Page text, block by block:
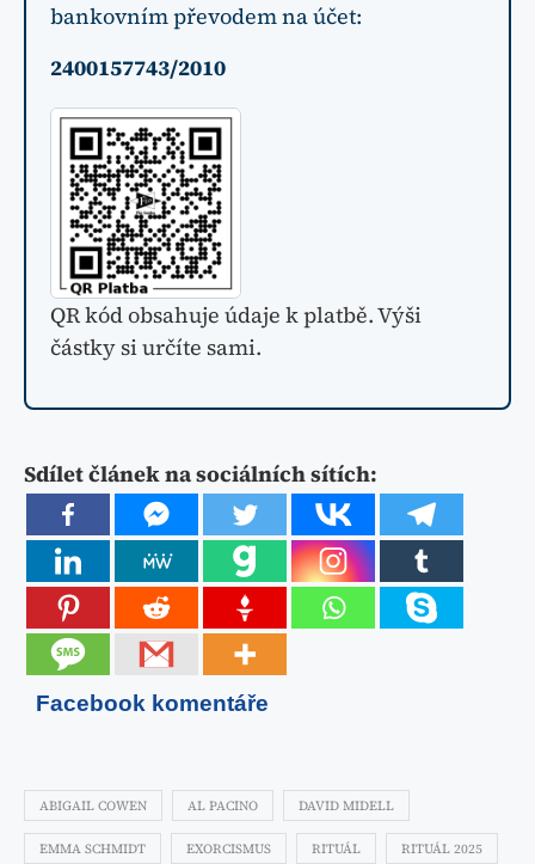
bankovním převodem na účet:
2400157743/2010
QR kód obsahuje údaje k platbě. Výši
částky si určíte sami.
Sdílet článek na sociálních sítích:
Facebook komentáře
ABIGAIL COWEN AL PACINO DAVID MIDELL
EMMA SCHMIDT EXORCISMUS RITUÁL RITUÁL 2025